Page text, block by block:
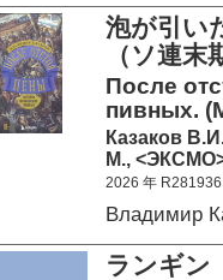
泡が引い
（ソ連
После
пивных.
Казаков
М.,
2026 年 R281936
Владимир
ランギ